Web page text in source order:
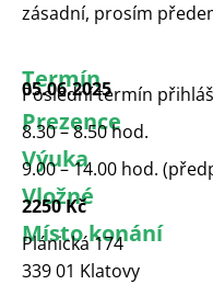
zásadní, prosím
Termín
05.06.2025
Poslední termín
Prezence
8.30 – 8.50 hod.
Výuka
9.00 – 14.00 hod.
Vložné
2250 Kč
Místo konání
Plánická 174
339 01 Klatovy